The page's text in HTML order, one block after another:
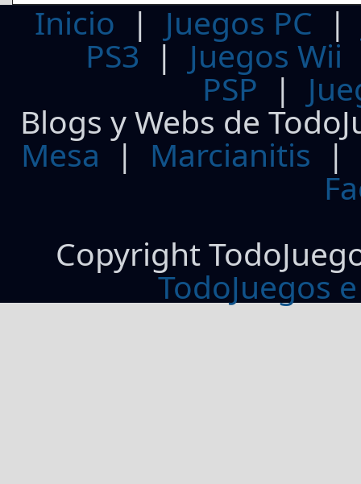
Inicio | Juegos PC
PS3| Juegos Wii
PSP |
Blogs y Webs de
Mesa | Marcianitis |
Copyright
TodoJuegos